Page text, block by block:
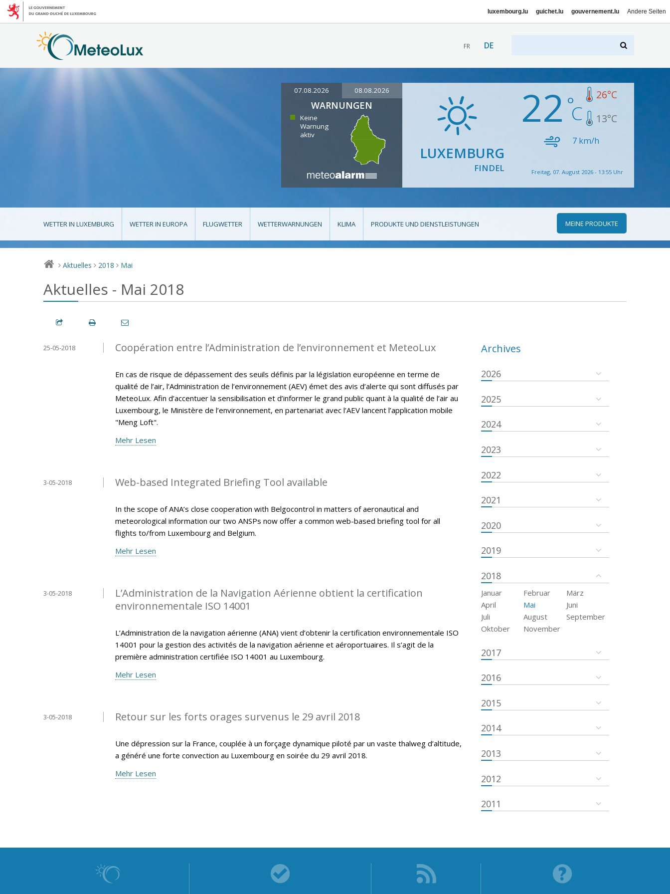
luxembourg.lu guichet.lu gouvernement.lu Andere Seiten
FR DE
07.08.2026 08.08.2026
WARNUNGEN
Keine
Warnung
aktiv
LUXEMBURG
FINDEL
22 26°C
13°C
7 km/h
Freitag, 07. August 2026 - 13:55 Uhr
WETTER IN LUXEMBURG WETTER IN EUROPA FLUGWETTER WETTERWARNUNGEN KLIMA PRODUKTE UND DIENSTLEISTUNGEN MEINE PRODUKTE
> Aktuelles > 2018 > Mai
Aktuelles - Mai 2018
Coopération entre l’Administration de l’environnement et MeteoLux
25-05-2018
En cas de risque de dépassement des seuils définis par la législation européenne en terme de
qualité de l’air, l’Administration de l’environnement (AEV) émet des avis d’alerte qui sont diffusés par
MeteoLux. Afin d’accentuer la sensibilisation et d’informer le grand public quant à la qualité de l’air au
Luxembourg, le Ministère de l’environnement, en partenariat avec l’AEV lancent l’application mobile
"Meng Loft".
Mehr Lesen
Web-based Integrated Briefing Tool available
3-05-2018
In the scope of ANA’s close cooperation with Belgocontrol in matters of aeronautical and
meteorological information our two ANSPs now offer a common web-based briefing tool for all
flights to/from Luxembourg and Belgium.
Mehr Lesen
L’Administration de la Navigation Aérienne obtient la certification
environnementale ISO 14001
3-05-2018
L’Administration de la navigation aérienne (ANA) vient d’obtenir la certification environnementale ISO
14001 pour la gestion des activités de la navigation aérienne et aéroportuaires. Il s’agit de la
première administration certifiée ISO 14001 au Luxembourg.
Mehr Lesen
Retour sur les forts orages survenus le 29 avril 2018
3-05-2018
Une dépression sur la France, couplée à un forçage dynamique piloté par un vaste thalweg d’altitude,
a généré une forte convection au Luxembourg en soirée du 29 avril 2018.
Mehr Lesen
Archives
2026
2025
2024
2023
2022
2021
2020
2019
2018
Januar Februar
März
April
Mai
Juni
Juli
August
September
Oktober
November
2017
2016
2015
2014
2013
2012
2011